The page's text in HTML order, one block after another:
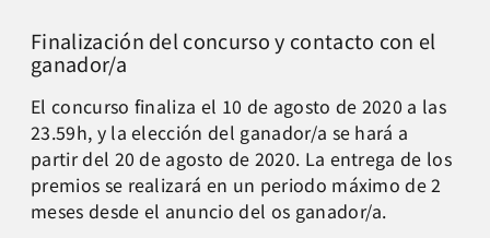
Finalización del concurso y contacto con el
ganador/a
El concurso finaliza el 10 de agosto de 2020 a las
23.59h, y la elección del ganador/a se hará a
partir del 20 de agosto de 2020. La entrega de los
premios se realizará en un periodo máximo de 2
meses desde el anuncio del os ganador/a.